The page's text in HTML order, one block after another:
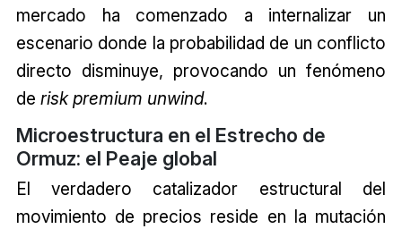
mercado ha comenzado a internalizar un
escenario donde la probabilidad de un conflicto
directo disminuye, provocando un fenómeno
de risk premium unwind.
Microestructura en el Estrecho de
Ormuz: el Peaje global
El verdadero catalizador estructural del
movimiento de precios reside en la mutación